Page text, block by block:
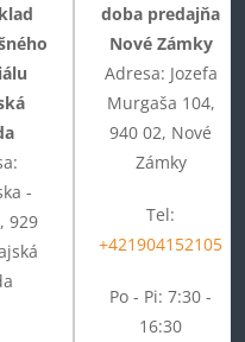
-
929
doba predajňa
Nové Zámky
Adresa: Jozefa
Murgaša 104,
940 02, Nové
Zámky
Tel:
+421904152105
Po - Pi: 7:30 -
16:30